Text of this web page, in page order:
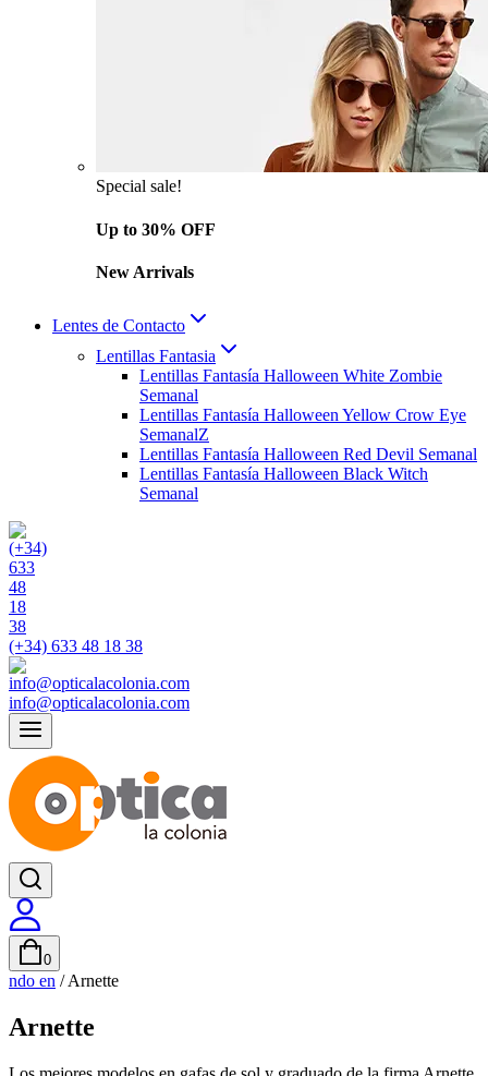
Special sale!
Up to 30% OFF
New Arrivals
Lentes de Contacto
Lentillas Fantasia
Lentillas Fantasía Halloween White Zombie
Semanal
Lentillas Fantasía Halloween Yellow Crow Eye
SemanalZ
Lentillas Fantasía Halloween Red Devil Semanal
Lentillas Fantasía Halloween Black Witch
Semanal
(+34) 633 48 18 38
info@opticalacolonia.com
0
ndo en / Arnette
Arnette